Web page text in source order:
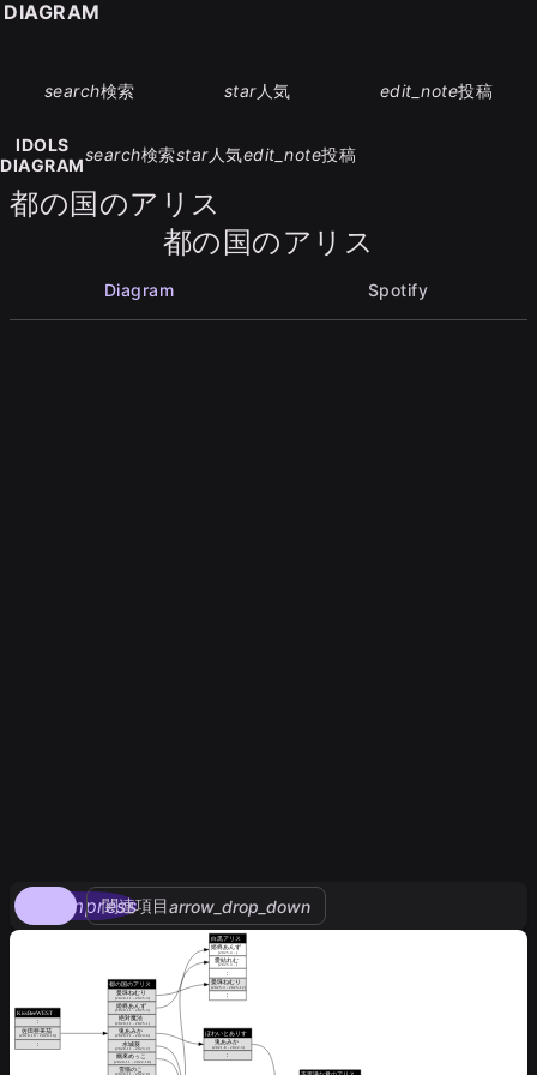
search検索 star人気 edit_note投稿
IDOLS
DIAGRAM
search検索star人気edit_note投稿
都の国のアリス
都の国のアリス
Diagram Spotify
compress
関連項目arrow_drop_down